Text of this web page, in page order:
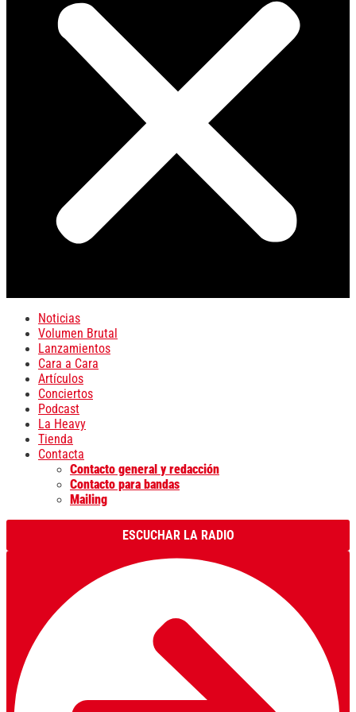
Noticias
Volumen Brutal
Lanzamientos
Cara a Cara
Artículos
Conciertos
Podcast
La Heavy
Tienda
Contacta
Contacto general y redacción
Contacto para bandas
Mailing
ESCUCHAR LA RADIO